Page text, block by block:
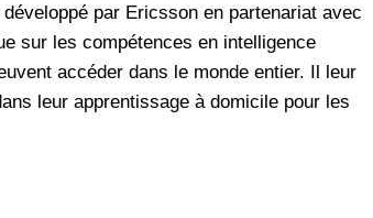
par Ericsson en partenariat avec
sur les compétences en intelligence
accéder dans le monde entier. Il leur
leur apprentissage à domicile pour les